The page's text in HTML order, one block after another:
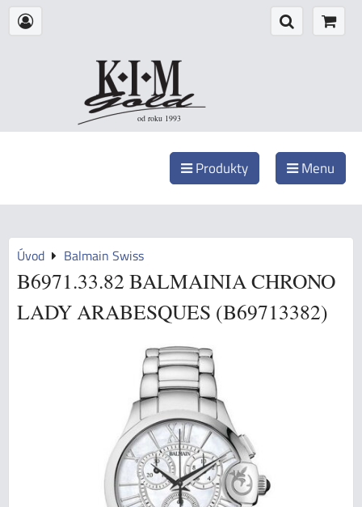
od roku 1993
Produkty Menu
Úvod Balmain Swiss
B6971.33.82 BALMAINIA CHRONO
LADY ARABESQUES (B69713382)